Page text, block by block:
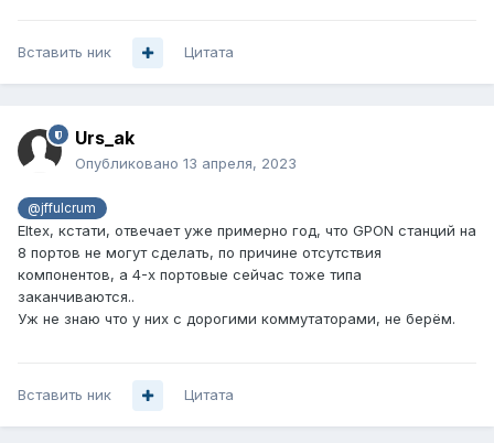
Вставить ник Цитата
Urs_ak
Опубликовано 13 апреля, 2023
@jffulcrum
Eltex, кстати, отвечает уже примерно год, что GPON станций на
8 портов не могут сделать, по причине отсутствия
компонентов, а 4-х портовые сейчас тоже типа
заканчиваются..
Уж не знаю что у них с дорогими коммутаторами, не берём.
Вставить ник Цитата